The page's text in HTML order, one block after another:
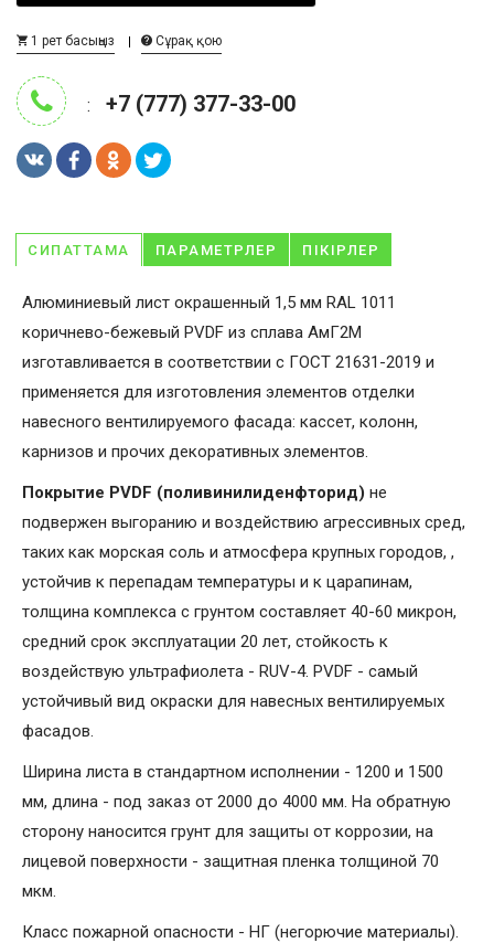
1 рет басыңыз Сұрақ қою
: +7 (777) 377-33-00
СИПАТТАМА ПАРАМЕТРЛЕР ПІКІРЛЕР
Алюминиевый лист окрашенный 1,5 мм RAL 1011
коричнево-бежевый PVDF из сплава АмГ2М
изготавливается в соответствии с ГОСТ 21631-2019 и
применяется для изготовления элементов отделки
навесного вентилируемого фасада: кассет, колонн,
карнизов и прочих декоративных элементов.
Покрытие PVDF (поливинилиденфторид) не
подвержен выгоранию и воздействию агрессивных сред,
таких как морская соль и атмосфера крупных городов, ,
устойчив к перепадам температуры и к царапинам,
толщина комплекса с грунтом составляет 40-60 микрон,
средний срок эксплуатации 20 лет, стойкость к
воздействую ультрафиолета - RUV-4. PVDF - самый
устойчивый вид окраски для навесных вентилируемых
фасадов.
Ширина листа в стандартном исполнении - 1200 и 1500
мм, длина - под заказ от 2000 до 4000 мм. На обратную
сторону наносится грунт для защиты от коррозии, на
лицевой поверхности - защитная пленка толщиной 70
мкм.
Класс пожарной опасности - НГ (негорючие материалы).